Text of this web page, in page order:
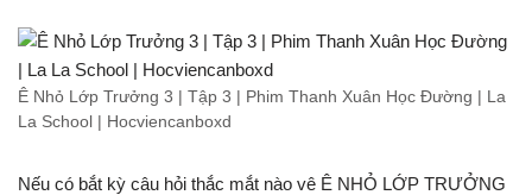
Ê Nhỏ Lớp Trưởng 3 | Tập 3 | Phim Thanh Xuân Học Đường | La
La School | Hocviencanboxd
Nếu có bắt kỳ câu hỏi thắc mắt nào vê Ê NHỎ LỚP TRƯỞNG